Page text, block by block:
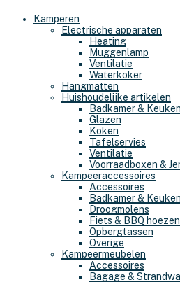
Kamperen
Electrische apparaten
Heating
Muggenlamp
Ventilatie
Waterkoker
Hangmatten
Huishoudelijke artikelen
Badkamer & Keuken
Glazen
Koken
Tafelservies
Ventilatie
Voorraadboxen &
Kampeeraccessoires
Accessoires
Badkamer & Keuken
Droogmolens
Fiets & BBQ hoezen
Opbergtassen
Overige
Kampeermeubelen
Accessoires
Bagage &